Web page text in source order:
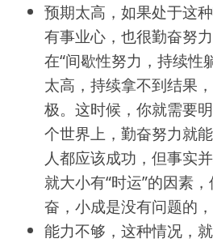
预期太高，如果处于这
有事业心，也很勤奋努
在“间歇性努力，持续性
太高，持续拿不到结果
极。这时候，你就需要
个世界上，勤奋努力就
人都应该成功，但事实
就大小有“时运”的因素
奋，小成是没有问题的，
能力不够，这种情况，